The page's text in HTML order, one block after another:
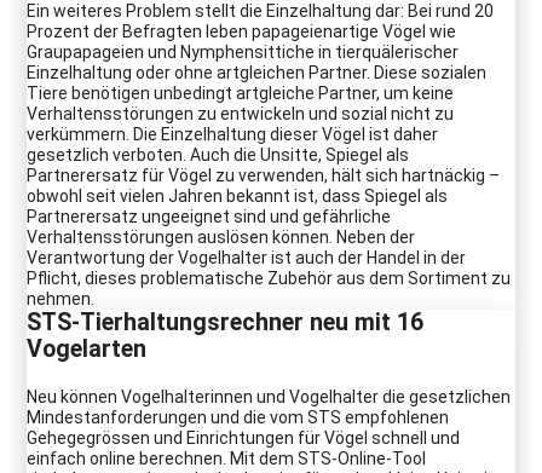
Ein weiteres Problem stellt die Einzelhaltung dar: Bei rund 20
Prozent der Befragten leben papageienartige Vögel wie
Graupapageien und Nymphensittiche in tierquälerischer
Einzelhaltung oder ohne artgleichen Partner. Diese sozialen
Tiere benötigen unbedingt artgleiche Partner, um keine
Verhaltensstörungen zu entwickeln und sozial nicht zu
verkümmern. Die Einzelhaltung dieser Vögel ist daher
gesetzlich verboten. Auch die Unsitte, Spiegel als
Partnerersatz für Vögel zu verwenden, hält sich hartnäckig –
obwohl seit vielen Jahren bekannt ist, dass Spiegel als
Partnerersatz ungeeignet sind und gefährliche
Verhaltensstörungen auslösen können. Neben der
Verantwortung der Vogelhalter ist auch der Handel in der
Pflicht, dieses problematische Zubehör aus dem Sortiment zu
nehmen.
STS-Tierhaltungsrechner neu mit 16
Vogelarten
Neu können Vogelhalterinnen und Vogelhalter die gesetzlichen
Mindestanforderungen und die vom STS empfohlenen
Gehegegrössen und Einrichtungen für Vögel schnell und
einfach online berechnen. Mit dem STS-Online-Tool